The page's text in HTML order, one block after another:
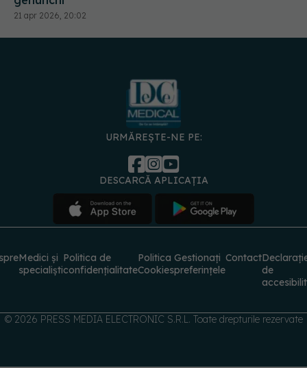
URMĂREȘTE-NE PE:
Medici și Politica de
Politica Gestionați Contact
© 2026 PRESS MEDIA ELECTRONIC S.R.L. Toate drepturile rezervate